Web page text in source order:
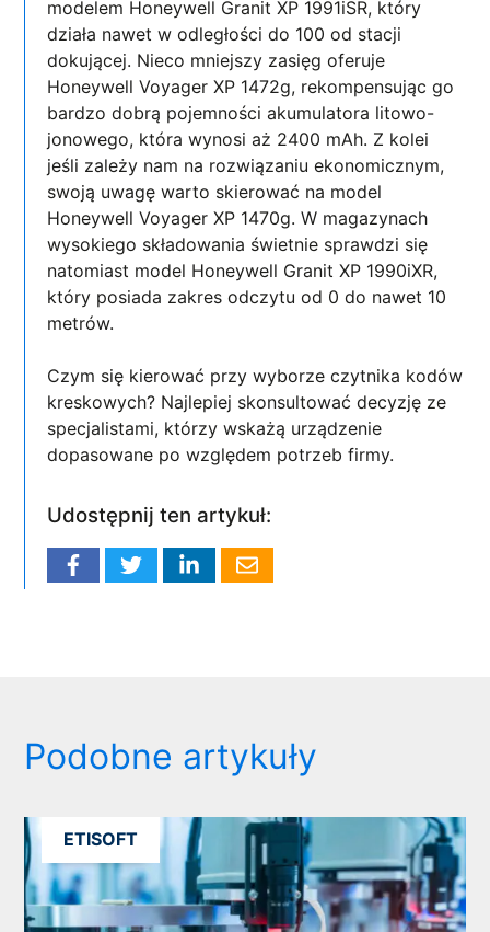
modelem Honeywell Granit XP 1991iSR, który
działa nawet w odległości do 100 od stacji
dokującej. Nieco mniejszy zasięg oferuje
Honeywell Voyager XP 1472g, rekompensując go
bardzo dobrą pojemności akumulatora litowo-
jonowego, która wynosi aż 2400 mAh. Z kolei
jeśli zależy nam na rozwiązaniu ekonomicznym,
swoją uwagę warto skierować na model
Honeywell Voyager XP 1470g. W magazynach
wysokiego składowania świetnie sprawdzi się
natomiast model Honeywell Granit XP 1990iXR,
który posiada zakres odczytu od 0 do nawet 10
metrów.
Czym się kierować przy wyborze czytnika kodów
kreskowych? Najlepiej skonsultować decyzję ze
specjalistami, którzy wskażą urządzenie
dopasowane po względem potrzeb firmy.
Udostępnij ten artykuł:
Podobne artykuły
ETISOFT